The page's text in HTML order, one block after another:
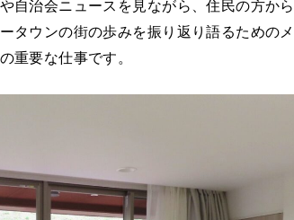
自治会ニュースを見ながら、住民の方か
タウンの街の歩みを振り返り語るためのメ
重要な仕事です。